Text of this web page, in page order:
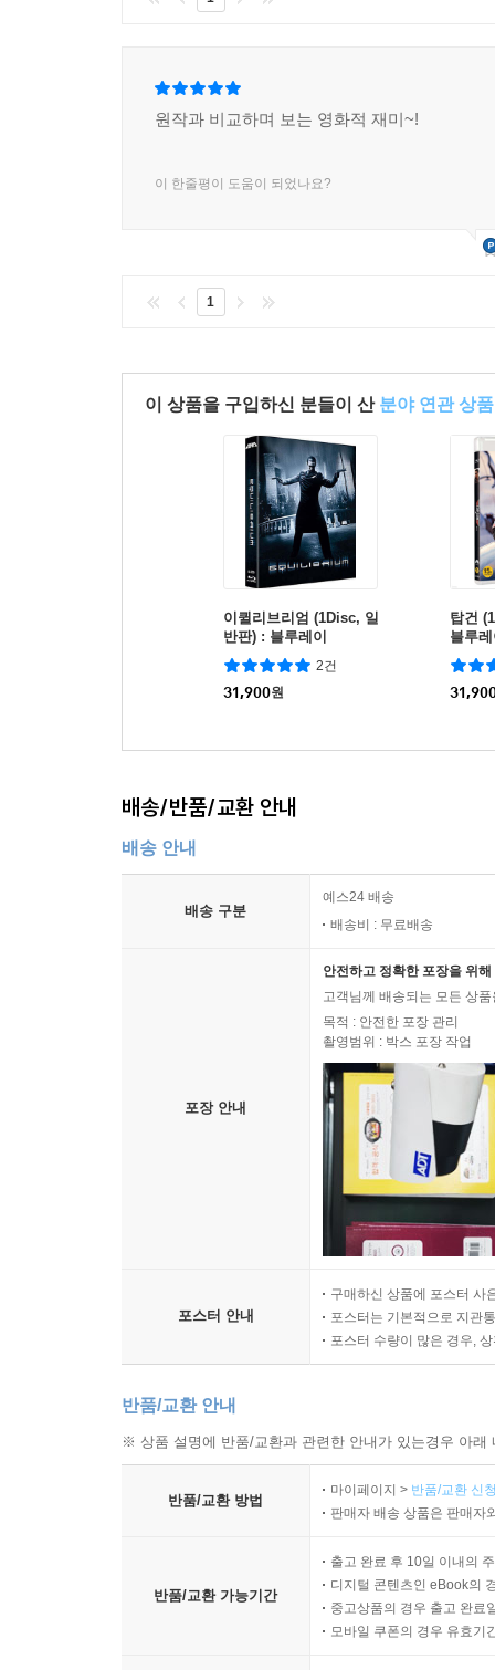
원작과 비교하며 보는 영화적 재미~!
이 한줄평이 도움이 되었나요?
1
이 상품을 구입하신 분들이 산 분야 연관 상품
이퀼리브리엄 (1Disc, 일
반판) : 블루레이
2건
31,900원
탑건
블루
배송/반품/교환 안내
배송 안내
배송 구분
예스24 배송
배송비 : 무료배송
포장 안내
안전하고 정확한 포장을 위
고객님께 배송되는 모든 상
목적 : 안전한 포장 관리
촬영범위 : 박스 포장 작업
포스터 안내
구매하신 상품에 포스터 사
포스터는 기본적으로 지관
포스터 수량이 많은 경우,
반품/교환 안내
※ 상품 설명에 반품/교환과 관련한 안내가 있는경우 아
반품/교환 방법
마이페이지 > 반품/교환 신
판매자 배송 상품은 판매자
반품/교환 가능기간
출고 완료 후 10일 이내의
디지털 콘텐츠인 eBook의
중고상품의 경우 출고 완료
모바일 쿠폰의 경우 유효기